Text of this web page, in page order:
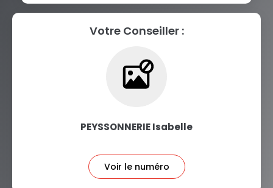
Votre Conseiller :
PEYSSONNERIE Isabelle
Voir le numéro